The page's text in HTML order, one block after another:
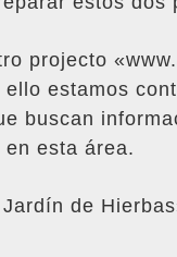
projecto
estamos
buscan
esta área.
de